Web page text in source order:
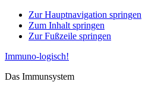
Zur Hauptnavigation springen
Zum Inhalt springen
Zur Fußzeile springen
Immuno-logisch!
Das Immunsystem